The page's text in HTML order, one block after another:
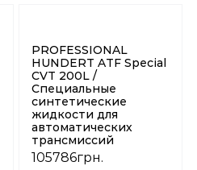
PROFESSIONAL
HUNDERT ATF Special
CVT 200L /
Специальные
синтетические
жидкости для
автоматических
трансмиссий
105786грн.